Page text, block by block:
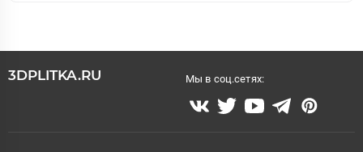
3DPLITKA.RU Мы в соц.сетях: